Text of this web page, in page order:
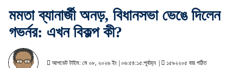
মমতা ব্যানার্জী অনড়, বিধানসভা ভেঙে দিলেন
গভর্নর: এখন বিকল্প কী?
আপডেট টাইম: মে ০৮, ২০২৬ ইং | ০৬:৫৪:১৫:পূর্বাহ্ন | ১৫৯২২০৫ বার পঠিত